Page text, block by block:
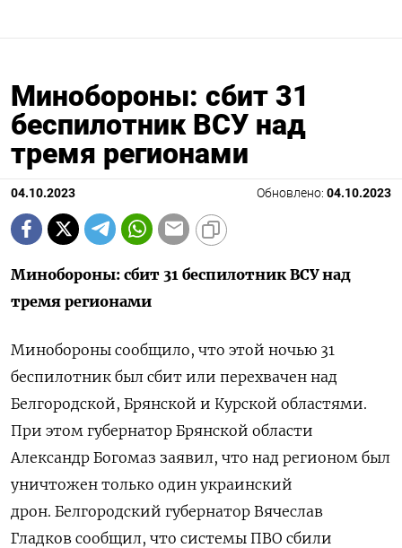
Минобороны: сбит 31
беспилотник ВСУ над
тремя регионами
04.10.2023 Обновлено: 04.10.2023
Минобороны: сбит 31 беспилотник ВСУ над
тремя регионами
Минобороны сообщило, что этой ночью 31
беспилотник был сбит или перехвачен над
Белгородской, Брянской и Курской областями.
При этом губернатор Брянской области
Александр Богомаз заявил, что над регионом был
уничтожен только один украинский
дрон. Белгородский губернатор Вячеслав
Гладков сообщил, что системы ПВО сбили